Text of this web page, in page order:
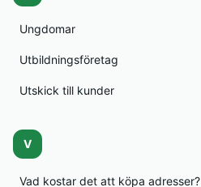
Ungdomar
Utbildningsföretag
Utskick till kunder
V
Vad kostar det att köpa adresser?